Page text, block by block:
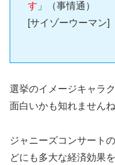
す 」（事情通）
[サイゾーウーマン]
選挙のイメージキャラ
面白いかも知れません
ジャニーズコンサート
どにも多大な経済効果